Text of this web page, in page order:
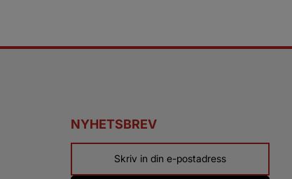
NYHETSBREV